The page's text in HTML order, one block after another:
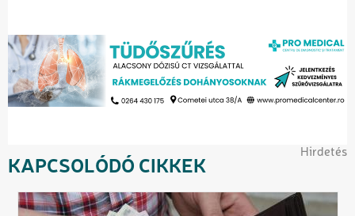
Hirdetés
KAPCSOLÓDÓ CIKKEK